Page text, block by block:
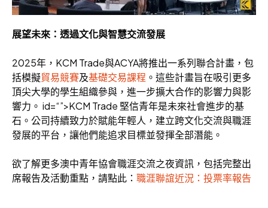
展望未來：透過文化與智慧交流發展
2025年，KCM Trade與ACYA將推出一系列聯合計畫，包
括模擬貿易競賽及基礎交易課程 。這些計畫旨在吸引更多
頂尖大學的學生組織參與，進一步擴大合作的影響力與影
響力。 id=“”>KCM Trade 堅信青年是未來社會進步的基
石。公司持續致力於賦能年輕人，建立跨文化交流與職涯
發展的平台，讓他們能追求目標並發揮全部潛能。
欲了解更多澳中青年協會職涯交流之夜資訊，包括完整出
席報告及活動重點，請點此： 職涯聯誼近況：投票率報告